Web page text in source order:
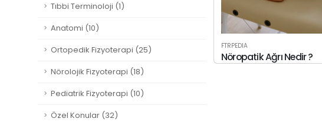
Tıbbi Terminoloji (1)
Anatomi (10)
Ortopedik Fizyoterapi (25)
Nörolojik Fizyoterapi (18)
Pediatrik Fizyoterapi (10)
Özel Konular (32)
FTRPEDIA
Nöropatik Ağrı Nedir ?